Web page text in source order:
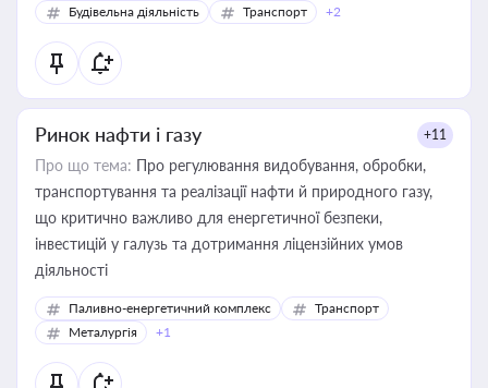
Будівельна діяльність
Транспорт +2
Ринок нафти і газу +11
Про що тема: Про регулювання видобування, обробки,
транспортування та реалізації нафти й природного газу,
що критично важливо для енергетичної безпеки,
інвестицій у галузь та дотримання ліцензійних умов
діяльності
Паливно-енергетичний комплекс
Транспорт
Металургія
+1